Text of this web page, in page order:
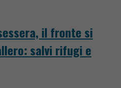
il fronte si
salvi rifugi e